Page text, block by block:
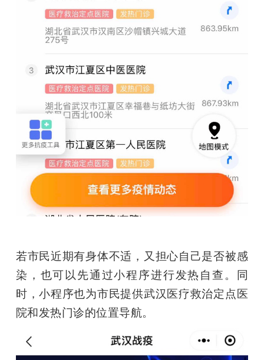
若市民近期有身体不适，又担心自己是否被感
染，也可以先通过小程序进行发热自查。同
时，小程序也为市民提供武汉医疗救治定点医
院和发热门诊的位置导航。